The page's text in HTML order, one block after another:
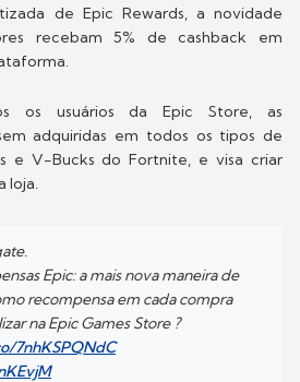
de Epic Rewards, a novidade
recebam 5% de cashback em
os usuários da Epic Store, as
adquiridas em todos os tipos de
e V-Bucks do Fortnite, e visa criar
loja.
Epic: a mais nova maneira de
recompensa em cada compra
na Epic Games Store ?
7nhKSPQNdC